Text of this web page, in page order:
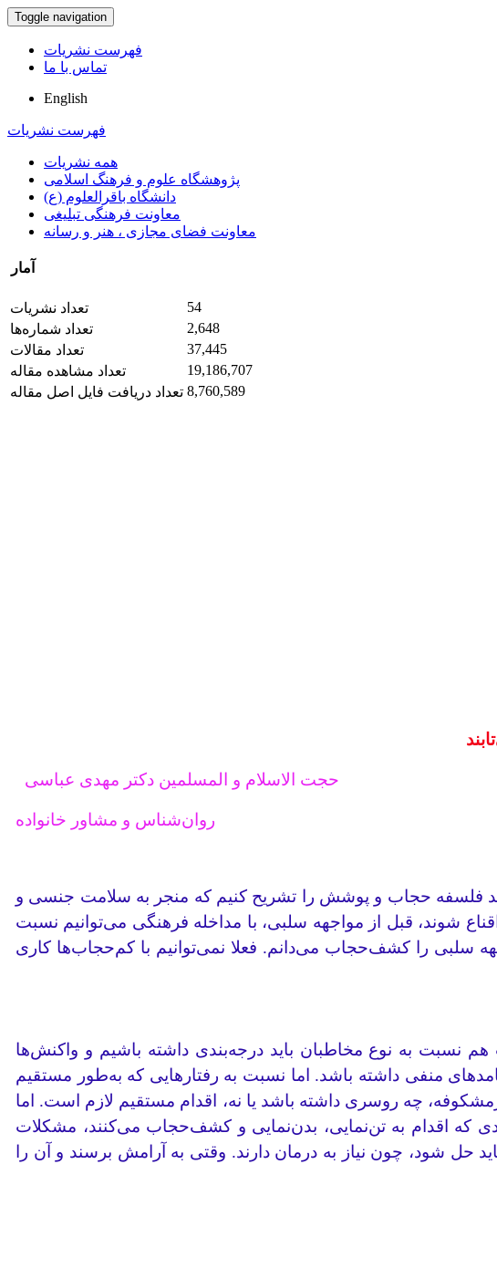
Toggle navigation
فهرست نشریات
تماس با ما
English
فهرست نشریات
همه نشریات
پژوهشگاه علوم و فرهنگ اسلامی
دانشگاه باقرالعلوم (ع)
معاونت فرهنگی تبلیغی
معاونت فضای مجازی ، هنر و رسانه
آمار
تعداد نشریات
54
تعداد شماره‌ها
2,648
تعداد مقالات
37,445
تعداد مشاهده مقاله
19,186,707
تعداد دریافت فایل اصل مقاله 8,760,589
حجت الاسلام و المسلمین دکتر مهدی عباسی
روان‌شناس و مشاور خانواده
فلسفه حجاب و پوشش را تشریح کنیم که منجر به سلامت جنسی و
شوند، قبل از مواجهه سلبی، با مداخله فرهنگی می‌توانیم نسبت
سلبی را کشف‌حجاب می‌دانم. فعلا نمی‌توانیم با کم‌حجاب‌ها کاری
به نوع مخاطبان باید درجه‌بندی داشته باشیم و واکنش‌ها
منفی داشته باشد. اما نسبت به رفتارهایی که به‌طور مستقیم
چه روسری داشته باشد یا نه، اقدام مستقیم لازم است. اما
که اقدام به تن‌نمایی، بدن‌نمایی و کشف‌حجاب می‌کنند، مشکلات
حل شود، چون نیاز به درمان دارند. وقتی به آرامش برسند و آن را